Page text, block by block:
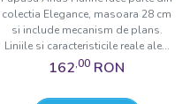
colectia Elegance, masoara 28 cm
si include mecanism de plans.
Liniile si caracteristicile reale ale...
162,00 RON